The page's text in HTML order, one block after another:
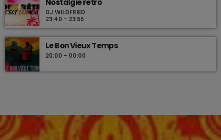
Nostalgie retro
DJ WILDFRIED
23:40 - 23:55
Le Bon Vieux Temps
20:00 - 00:00